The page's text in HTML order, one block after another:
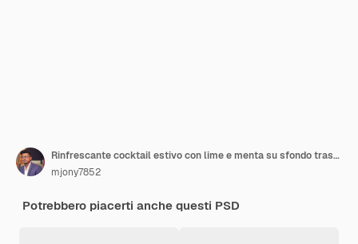
Rinfrescante cocktail estivo con lime e menta su sfondo trasparente
mjony7852
Potrebbero piacerti anche questi PSD